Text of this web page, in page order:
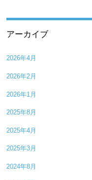
アーカイブ
2026年4月
2026年2月
2026年1月
2025年8月
2025年4月
2025年3月
2024年8月